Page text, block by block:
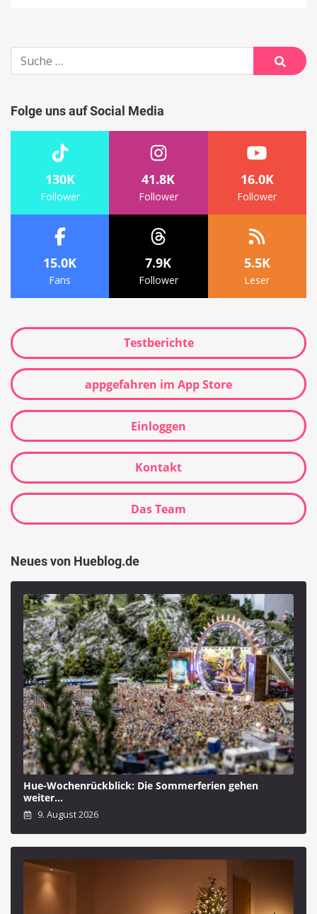
Suche
nach:
Suche
Folge uns auf Social Media
130K
Follower
41.8K
Follower
16.0K
Follower
15.0K
Fans
7.9K
Follower
5.5K
Leser
Testberichte
appgefahren im App Store
Einloggen
Kontakt
Das Team
Neues von Hueblog.de
Hue-Wochenrückblick: Die Sommerferien gehen
weiter…
9. August 2026